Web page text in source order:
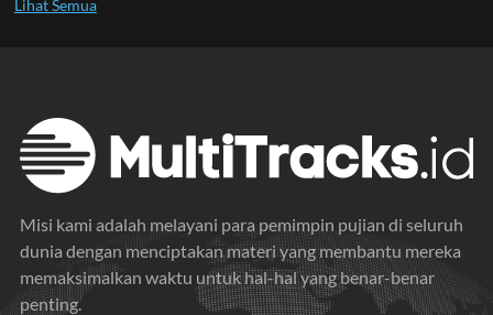
Misi kami adalah melayani para pemimpin pujian di seluruh
dunia dengan menciptakan materi yang membantu mereka
memaksimalkan waktu untuk hal-hal yang benar-benar
penting.